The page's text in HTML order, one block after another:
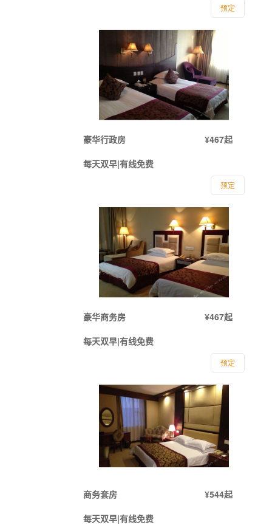
预定
豪华行政房
¥467起
每天双早|有线免费
预定
豪华商务房
¥467起
每天双早|有线免费
预定
商务套房
¥544起
每天双早|有线免费